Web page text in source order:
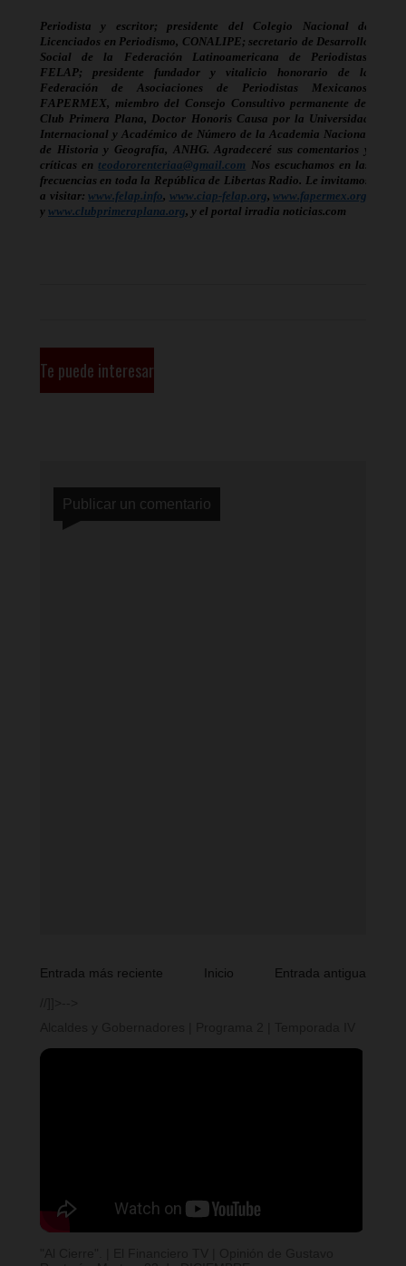
Periodista y escritor; presidente del Colegio Nacional de
Licenciados en Periodismo, CONALIPE; secretario de Desarrollo
Social de la Federación Latinoamericana de Periodistas,
FELAP; presidente fundador y vitalicio honorario de la
Federación de Asociaciones de Periodistas Mexicanos,
FAPERMEX, miembro del Consejo Consultivo permanente del
Club Primera Plana, Doctor Honoris Causa por la Universidad
Internacional y Académico de Número de la Academia Nacional
de Historia y Geografía, ANHG. Agradeceré sus comentarios y
críticas en teodororenteriaa@gmail.com Nos escuchamos en las
frecuencias en toda la República de Libertas Radio. Le invitamos
a visitar: www.felap.info, www.ciap-felap.org, www.fapermex.org
y www.clubprimeraplana.org, y el portal irradia noticias.com
Te puede interesar
Publicar un comentario
Entrada más reciente Entrada antigua
Inicio